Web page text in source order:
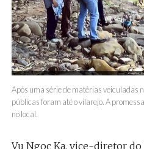
Após uma série de matérias veiculadas
públicas foram até o vilarejo. A
no local.
Vu Ngoc Ka, vice-diretor